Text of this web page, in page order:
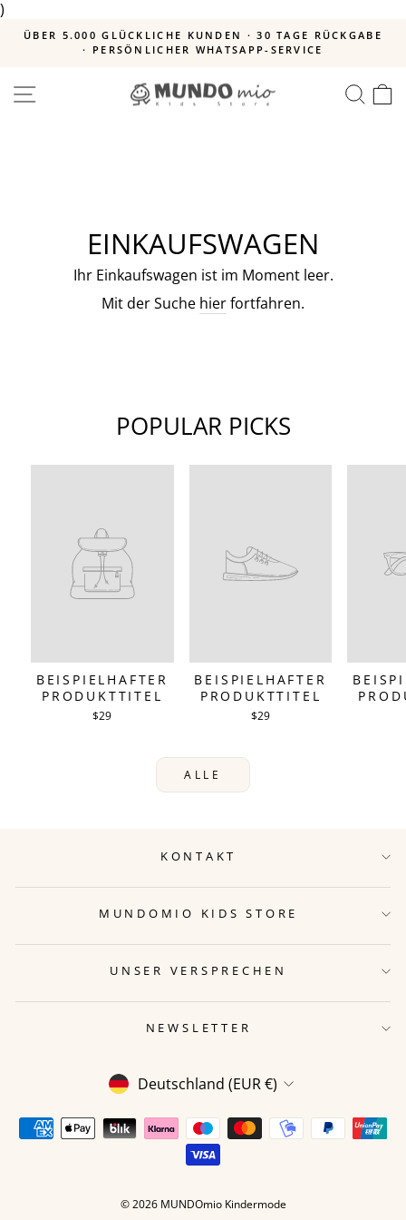
)
zum
Pause
KUNDEN · 30 TAGE RÜCKGABE
WHATSAPP-SERVICE
KAUF AUF
SEITENNAVIGATION
EINKAUFSWAGEN
Ihr Einkaufswagen ist im Moment leer.
Mit der Suche hierfortfahren.
POPULAR PICKS
BEISPIELHAFTER
PRODUKTTITEL
$29
BEISPIELHAFTER
PRODUKTTITEL
$29
ALLE
KONTAKT
MUNDOMIO KIDS STORE
UNSER VERSPRECHEN
NEWSLETTER
WÄHRUNG
Deutschland (EUR €)
© 2026 MUNDOmio Kindermode